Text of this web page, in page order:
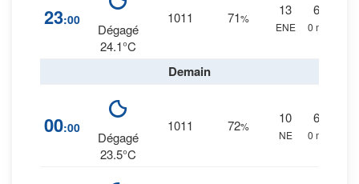
23:00
Dégagé
24.1°C
1011 71%
13
ENE
6
0 mm.
Demain
00:00
Dégagé
23.5°C
1011 72%
10
NE
6
0 mm.